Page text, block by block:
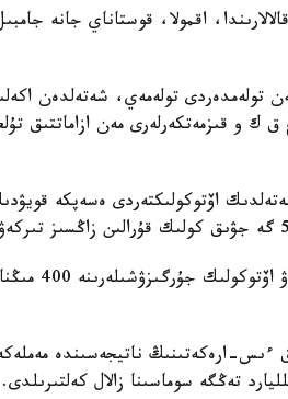
تولەمدەردى تولەمەي، شەتەلدەن
ق ك و قىزمەتكەرلەرى مەن ازاماتتىق
اۆتوكولىكتەردى ەسەپكە
ءىس-ارەكەتىنىڭ ناتيجەسىندە